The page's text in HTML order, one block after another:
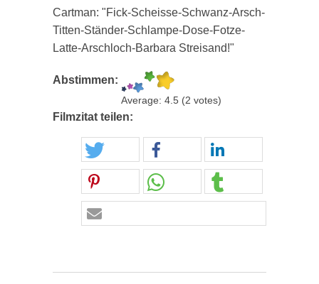
Cartman: "Fick-Scheisse-Schwanz-Arsch-
Titten-Ständer-Schlampe-Dose-Fotze-
Latte-Arschloch-Barbara Streisand!"
Abstimmen:
Average: 4.5 (2 votes)
Filmzitat teilen: